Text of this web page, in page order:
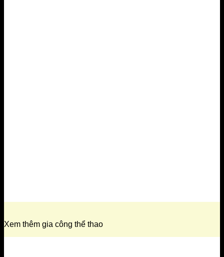
Xem thêm gia công thể thao